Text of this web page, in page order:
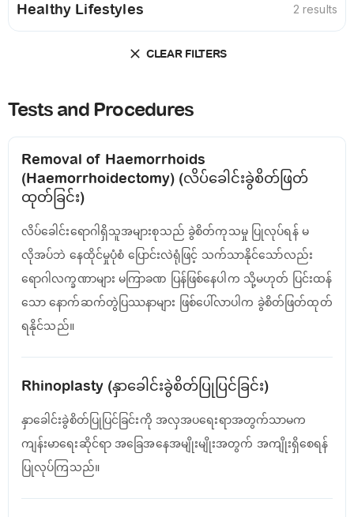
Healthy Lifestyles 2 results
CLEAR FILTERS
Tests and Procedures
Removal of Haemorrhoids
(Haemorrhoidectomy) (လိပ်ခေါင်းခွဲစိတ်ဖြတ်
ထုတ်ခြင်း)
လိပ်ခေါင်းရောဂါရှိသူအများစုသည် ခွဲစိတ်ကုသမှု ပြုလုပ်ရန် မ
လိုအပ်ဘဲ နေထိုင်မှုပုံစံ ပြောင်းလဲရုံဖြင့် သက်သာနိုင်သော်လည်း
ရောဂါလက္ခဏာများ မကြာခဏ ပြန်ဖြစ်နေပါက သို့မဟုတ် ပြင်းထန်
သော နောက်ဆက်တွဲပြဿနာများ ဖြစ်ပေါ်လာပါက ခွဲစိတ်ဖြတ်ထုတ်
ရနိုင်သည်။
Rhinoplasty (နှာခေါင်းခွဲစိတ်ပြုပြင်ခြင်း)
နှာခေါင်းခွဲစိတ်ပြုပြင်ခြင်းကို အလှအပရေးရာအတွက်သာမက
ကျန်းမာရေးဆိုင်ရာ အခြေအနေအမျိုးမျိုးအတွက် အကျိုးရှိစေရန်
ပြုလုပ်ကြသည်။